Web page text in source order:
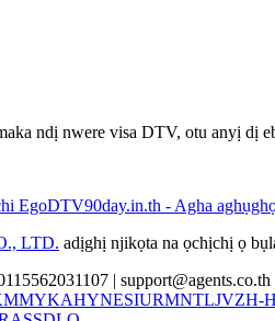
ndị nwere visa DTV, otu anyị dị
EgoDTV90day.in.th - Agha
LTD. adịghị njikọta na ọchịchị ọ
| support@agents.co.th
MYKAHYNESIURMNTLJVZH-